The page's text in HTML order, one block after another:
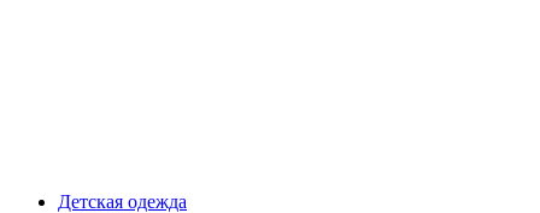
Детская одежда